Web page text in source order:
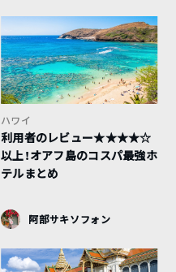
ハワイ
利用者のレビュー★★★★☆
以上！オアフ島のコスパ最強ホ
テルまとめ
阿部サキソフォン